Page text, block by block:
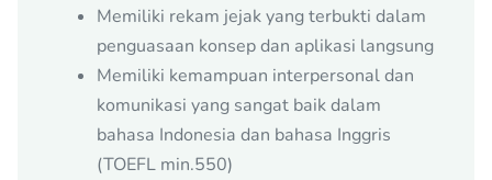
Memiliki rekam jejak yang terbukti dalam
penguasaan konsep dan aplikasi langsung
Memiliki kemampuan interpersonal dan
komunikasi yang sangat baik dalam
bahasa Indonesia dan bahasa Inggris
(TOEFL min.550)